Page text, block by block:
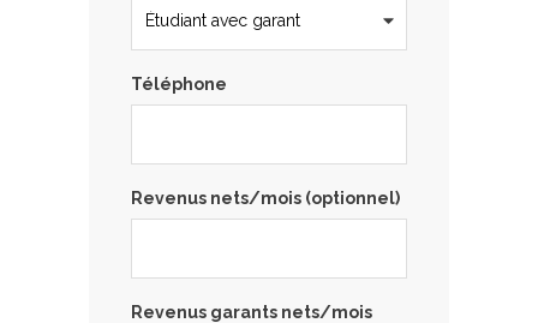
Téléphone
Revenus nets/mois (optionnel)
Revenus garants nets/mois